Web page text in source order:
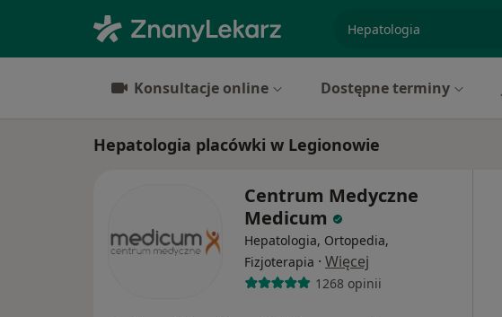
Konsultacje online Dostępne terminy
Hepatologia placówki w Legionowie
Centrum Medyczne
Medicum
Hepatologia, Ortopedia,
Fizjoterapia · Więcej
1268 opinii